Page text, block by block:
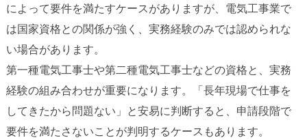
によって要件を満たすケースがありますが、電気工事業で
は国家資格との関係が強く、実務経験のみでは認められな
い場合があります。
第一種電気工事士や第二種電気工事士などの資格と、実務
経験の組み合わせが重要になります。「長年現場で仕事を
してきたから問題ない」と安易に判断すると、申請段階で
要件を満たさないことが判明するケースもあります。